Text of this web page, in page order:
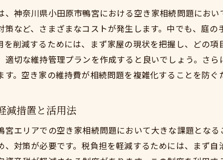
選び方次第で変わる相
専門家選びに失敗し
鴨宮地域で評判の良い
、神奈川県小田原市鴨宮における空き家相続問題にお
策など、さまざまなコストが発生します。中でも、庭
を削減するためには、まず家屋の現状を把握し、どの
適切な維持管理プランを作成すると良いでしょう。さ
す。空き家の維持費が相続問題を複雑化することを防ぐ
減措置と活用法
宮エリアでの空き家相続問題において大きな課題とな
、対策が必要です。税負担を軽減するためには、まず